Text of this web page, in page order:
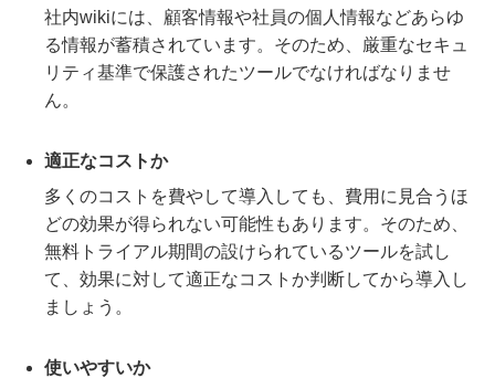
社内wikiには、顧客情報や社員の個人情報などあらゆ
る情報が蓄積されています。そのため、厳重なセキュ
リティ基準で保護されたツールでなければなりませ
ん。
適正なコストか
多くのコストを費やして導入しても、費用に見合うほ
どの効果が得られない可能性もあります。そのため、
無料トライアル期間の設けられているツールを試し
て、効果に対して適正なコストか判断してから導入し
ましょう。
使いやすいか